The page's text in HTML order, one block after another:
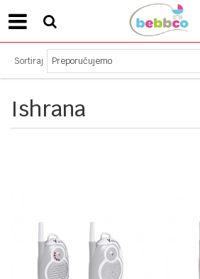
SIGURNO PLAĆANJE!
Ishrana
Sortiraj